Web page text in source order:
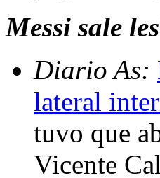
Messi sale
Diario As:
lateral
tuvo que
Vicente